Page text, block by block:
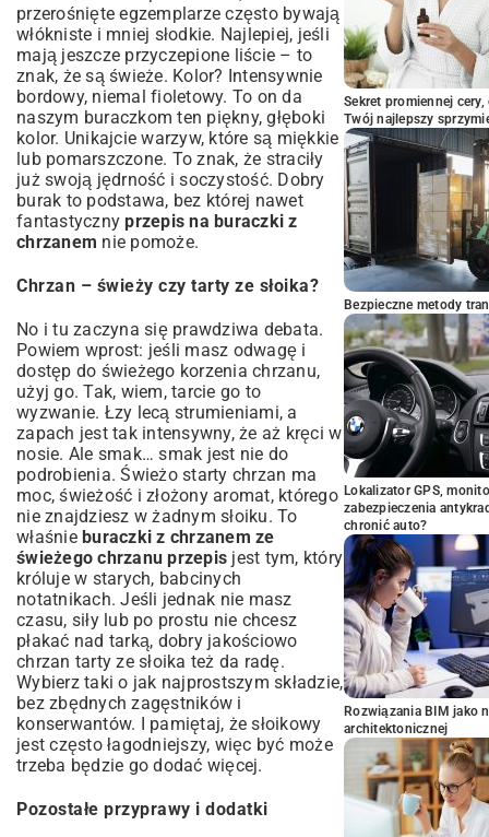
przerośnięte egzemplarze często bywają
włókniste i mniej słodkie. Najlepiej, jeśli
mają jeszcze przyczepione liście – to
znak, że są świeże. Kolor? Intensywnie
bordowy, niemal fioletowy. To on da
naszym buraczkom ten piękny, głęboki
kolor. Unikajcie warzyw, które są miękkie
lub pomarszczone. To znak, że straciły
już swoją jędrność i soczystość. Dobry
burak to podstawa, bez której nawet
fantastycznyprzepis na buraczki z
chrzanem nie pomoże.
Chrzan – świeży czy tarty ze słoika?
No i tu zaczyna się prawdziwa debata.
Powiem wprost: jeśli masz odwagę i
dostęp do świeżego korzenia chrzanu,
użyj go. Tak, wiem, tarcie go to
wyzwanie. Łzy lecą strumieniami, a
zapach jest tak intensywny, że aż kręci w
nosie. Ale smak… smak jest nie do
podrobienia. Świeżo starty chrzan ma
moc, świeżość i złożony aromat, którego
nie znajdziesz w żadnym słoiku. To
właśnie buraczki z chrzanem ze
świeżego chrzanu przepis jest tym, który
króluje w starych, babcinych
notatnikach. Jeśli jednak nie masz
czasu, siły lub po prostu nie chcesz
płakać nad tarką, dobry jakościowo
chrzan tarty ze słoika też da radę.
Wybierz taki o jak najprostszym składzie,
bez zbędnych zagęstników i
konserwantów. I pamiętaj, że słoikowy
jest często łagodniejszy, więc być może
trzeba będzie go dodać więcej.
Pozostałe przyprawy i dodatki
Sekret promiennej
Twój najlepszy
Bezpieczne metody
Lokalizator GPS,
zabezpieczenia
chronić auto?
Rozwiązania BIM jako
architektonicznej